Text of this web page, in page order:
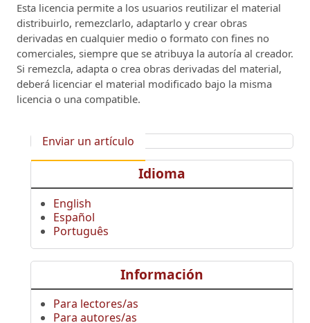
Esta licencia permite a los usuarios reutilizar el material
distribuirlo, remezclarlo, adaptarlo y crear obras
derivadas en cualquier medio o formato con fines no
comerciales, siempre que se atribuya la autoría al creador.
Si remezcla, adapta o crea obras derivadas del material,
deberá licenciar el material modificado bajo la misma
licencia o una compatible.
Enviar un artículo
Idioma
English
Español
Português
Información
Para lectores/as
Para autores/as